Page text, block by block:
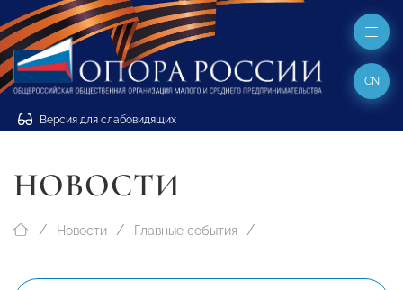
Версия для слабовидящих
CN
НОВОСТИ
Новости Главные события